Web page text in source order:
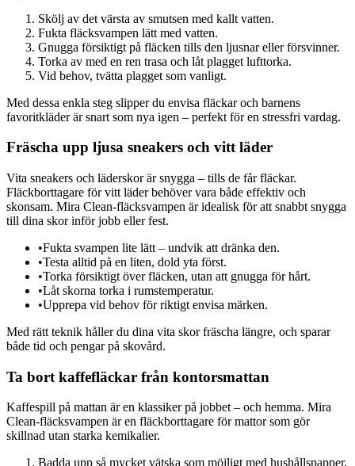
Skölj av det värsta av smutsen med kallt vatten.
Fukta fläcksvampen lätt med vatten.
Gnugga försiktigt på fläcken tills den ljusnar eller försvinner.
Torka av med en ren trasa och låt plagget lufttorka.
Vid behov, tvätta plagget som vanligt.
Med dessa enkla steg slipper du envisa fläckar och barnens
favoritkläder är snart som nya igen – perfekt för en stressfri vardag.
Fräscha upp ljusa sneakers och vitt läder
Vita sneakers och läderskor är snygga – tills de får fläckar.
Fläckborttagare för vitt läder behöver vara både effektiv och
skonsam. Mira Clean-fläcksvampen är idealisk för att snabbt snygga
till dina skor inför jobb eller fest.
•Fukta svampen lite lätt – undvik att dränka den.
•Testa alltid på en liten, dold yta först.
•Torka försiktigt över fläcken, utan att gnugga för hårt.
•Låt skorna torka i rumstemperatur.
•Upprepa vid behov för riktigt envisa märken.
Med rätt teknik håller du dina vita skor fräscha längre, och sparar
både tid och pengar på skovård.
Ta bort kaffefläckar från kontorsmattan
Kaffespill på mattan är en klassiker på jobbet – och hemma. Mira
Clean-fläcksvampen är en fläckborttagare för mattor som gör
skillnad utan starka kemikalier.
Badda upp så mycket vätska som möjligt med hushållspapper.